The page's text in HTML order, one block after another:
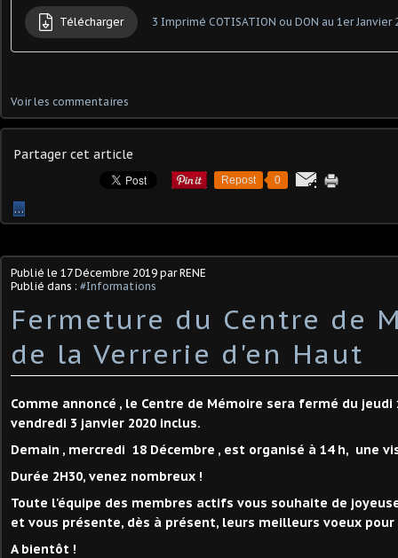
Télécharger 3 Imprimé COTISATION ou DON au 1er Janvier
Voir les commentaires
Partager cet article
Repost 0
…
Publié le 17 Décembre 2019 par RENE
Publié dans : #Informations
Fermeture du Centre de
de la Verrerie d'en Haut
Comme annoncé , le Centre de Mémoire sera fermé du jeudi
vendredi 3 janvier 2020 inclus.
Demain , mercredi 18 Décembre , est organisé à 14 h, une
Durée 2H30, venez nombreux !
Toute l'équipe des membres actifs vous souhaite de
et vous présente, dès à présent, leurs meilleurs voeux pour
A bientôt !